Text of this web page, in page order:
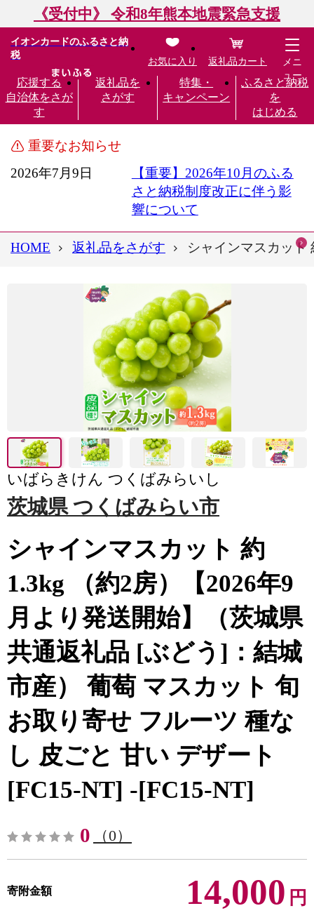
《受付中》 令和8年熊本地震緊急支援
イオンカードのふるさと納
税
応援する
自治体をさが
す
返礼品を
さがす
特集・
キャンペーン
ふるさと納税
を
はじめる
お気に入り 返礼品カート
メニ
ュー
重要なお知らせ
2026年7月9日
【重要】2026年10月のふる
さと納税制度改正に伴う影
響について
HOME 返礼品をさがす シャインマスカット
いばらきけん つくばみらいし
茨城県 つくばみらい市
シャインマスカット 約
1.3kg （約2房）【2026年9
月より発送開始】（茨城県
共通返礼品 [ぶどう]：結城
市産） 葡萄 マスカット 旬
お取り寄せ フルーツ 種な
し 皮ごと 甘い デザート
[FC15-NT] -[FC15-NT]
0 （0）
寄附金額 14,000 円